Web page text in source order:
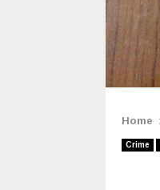
Home
Crime